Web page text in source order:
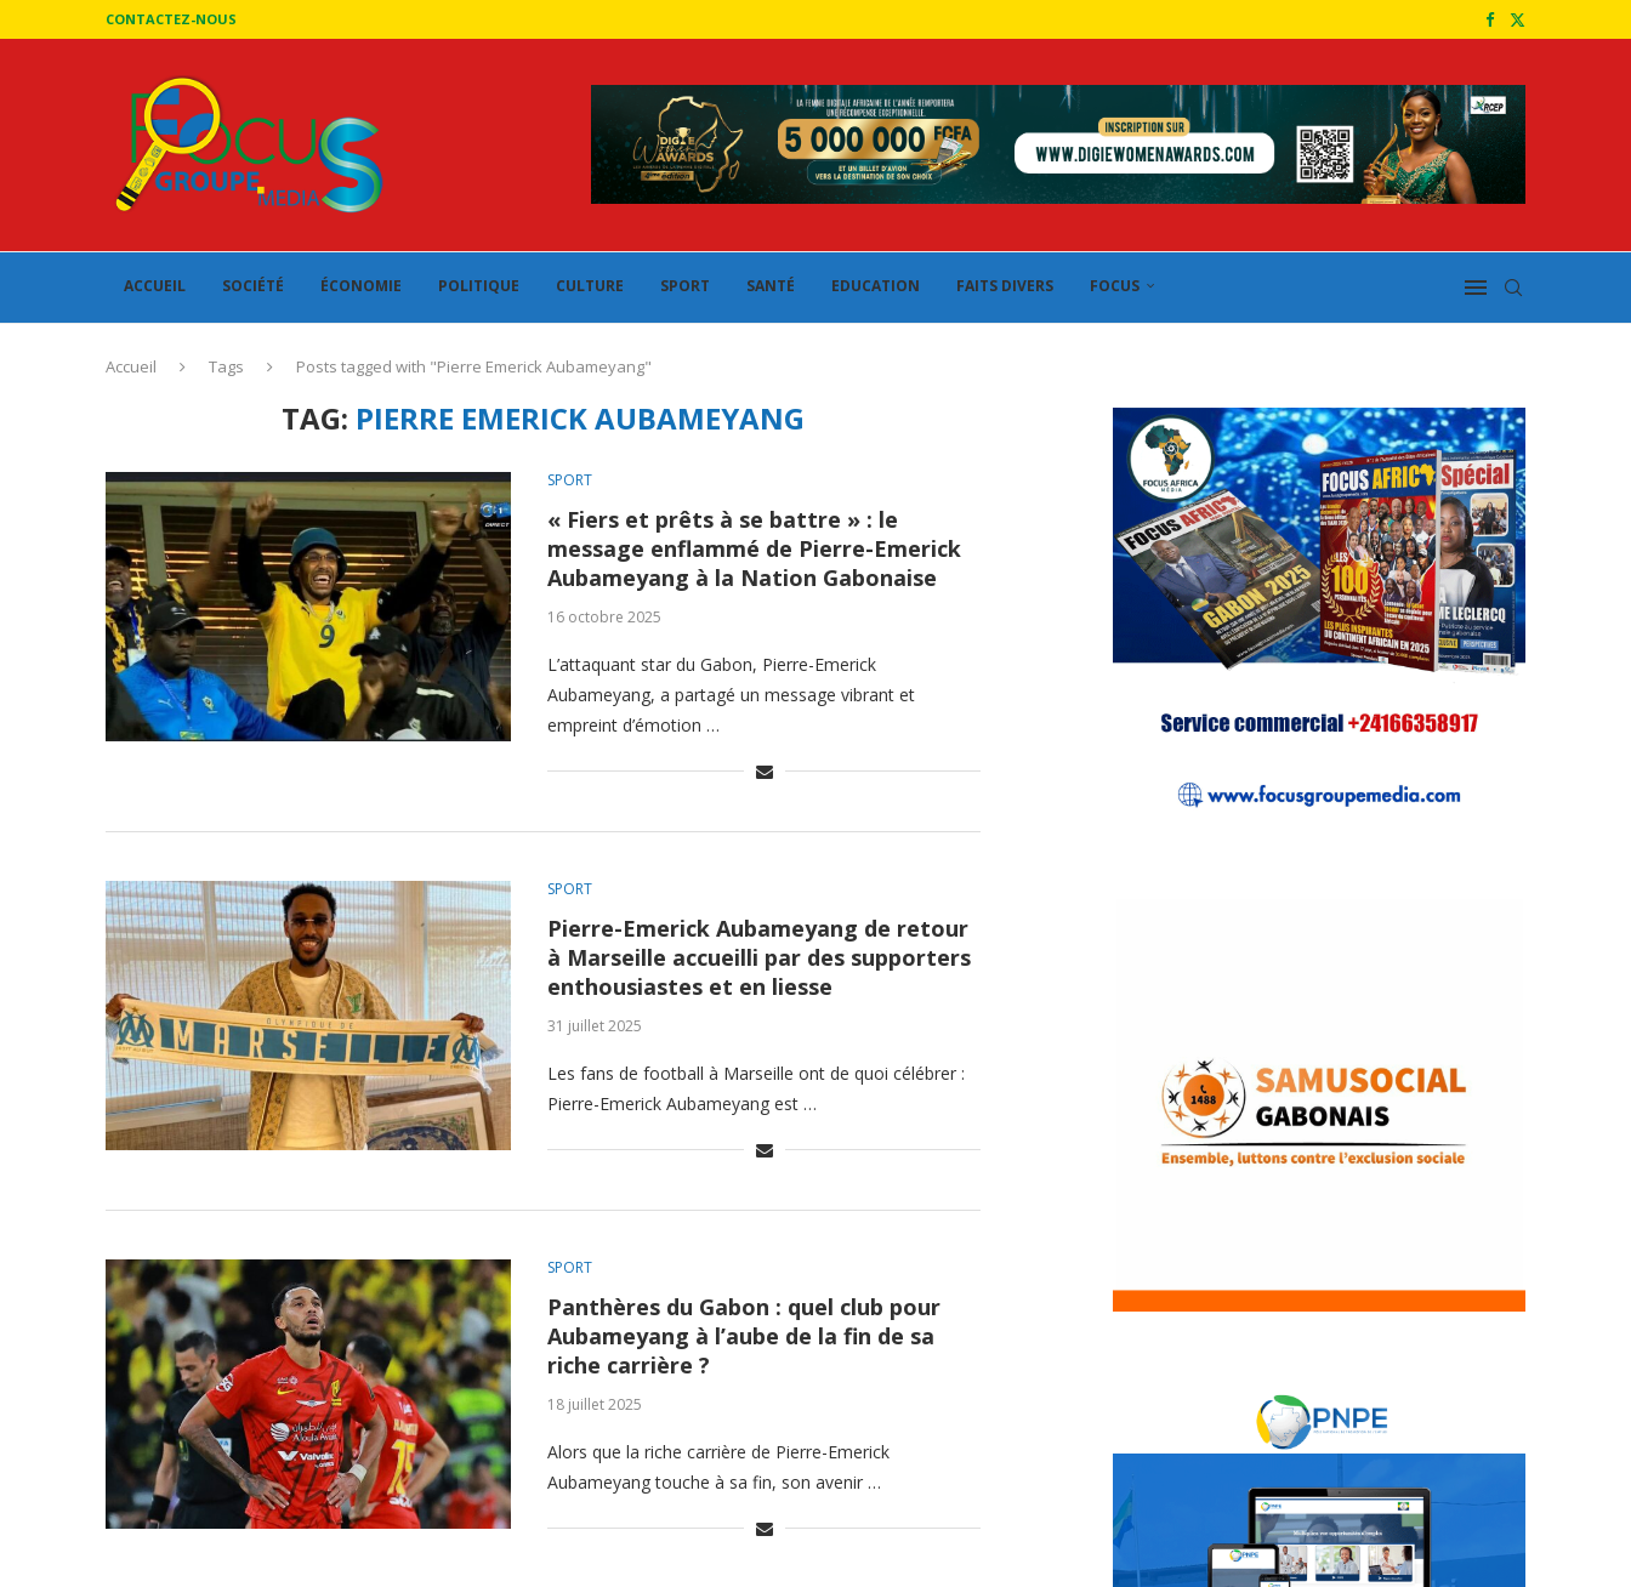
CONTACTEZ-NOUS
ACCUEIL SOCIÉTÉ ÉCONOMIE POLITIQUE CULTURE SPORT SANTÉ EDUCATION FAITS DIVERS FOCUS
Accueil Tags Posts tagged with "Pierre Emerick Aubameyang"
TAG: PIERRE EMERICK AUBAMEYANG
SPORT
« Fiers et prêts à se battre » : le
message enflammé de Pierre-Emerick
Aubameyang à la Nation Gabonaise
16 octobre 2025
L’attaquant star du Gabon, Pierre-Emerick
Aubameyang, a partagé un message vibrant et
empreint d’émotion …
SPORT
Pierre-Emerick Aubameyang de retour
à Marseille accueilli par des supporters
enthousiastes et en liesse
31 juillet 2025
Les fans de football à Marseille ont de quoi célébrer :
Pierre-Emerick Aubameyang est …
SPORT
Panthères du Gabon : quel club pour
Aubameyang à l’aube de la fin de sa
riche carrière ?
18 juillet 2025
Alors que la riche carrière de Pierre-Emerick
Aubameyang touche à sa fin, son avenir …